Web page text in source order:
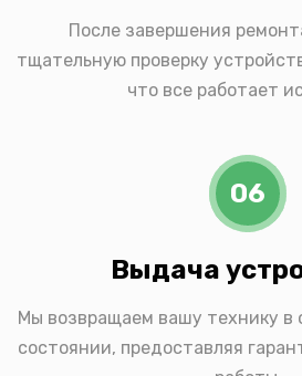
После завершения
тщательную проверку
что все работает
06
Выдача
Мы возвращаем вашу технику в
состоянии, предоставляя